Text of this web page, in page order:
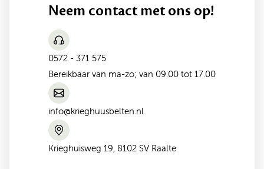
Neem contact met ons op!
0572 - 371 575
Bereikbaar van ma-zo; van 09.00 tot 17.00
info@krieghuusbelten.nl
Krieghuisweg 19, 8102 SV Raalte